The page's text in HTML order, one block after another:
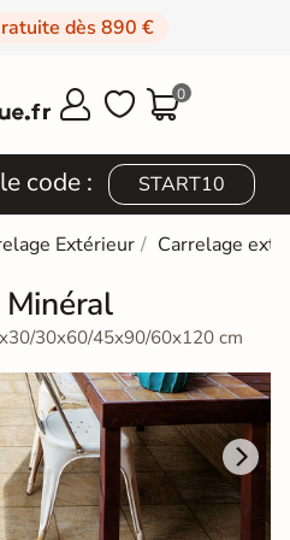
dès 890 €
  0
code : START10
Extérieur Carrelage
Minéral
30x60/45x90/60x120 cm